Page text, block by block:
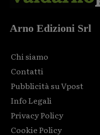
Arno Edizioni Srl
Chi siamo
Contatti
Pubblicità su Vpost
Info Legali
Privacy Policy
Cookie Policy